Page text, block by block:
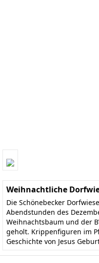
Weihnachtliche
Die Schönebecker
Abendstunden des
Weihnachtsbaum und der
geholt. Krippenfiguren im
Geschichte von Jesus